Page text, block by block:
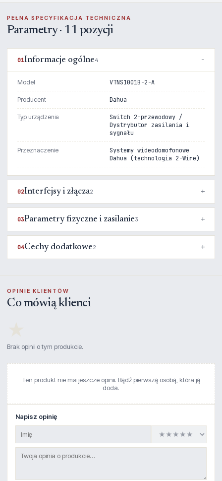
PEŁNA SPECYFIKACJA TECHNICZNA
Parametry · 11 pozycji
01Informacje ogólne4
Model VTNS1001B-2-A
Producent Dahua
Typ urządzenia
Switch 2-przewodowy /
Dystrybutor zasilania i
sygnału
Przeznaczenie
Systemy wideodomofonowe
Dahua (technologia 2-Wire)
02Interfejsy i złącza2
03Parametry fizyczne i zasilanie3
04Cechy dodatkowe2
OPINIE KLIENTÓW
Co mówią klienci
Brak opinii o tym produkcie.
Ten produkt nie ma jeszcze opinii. Bądź pierwszą osobą, która ją
doda.
Napisz opinię